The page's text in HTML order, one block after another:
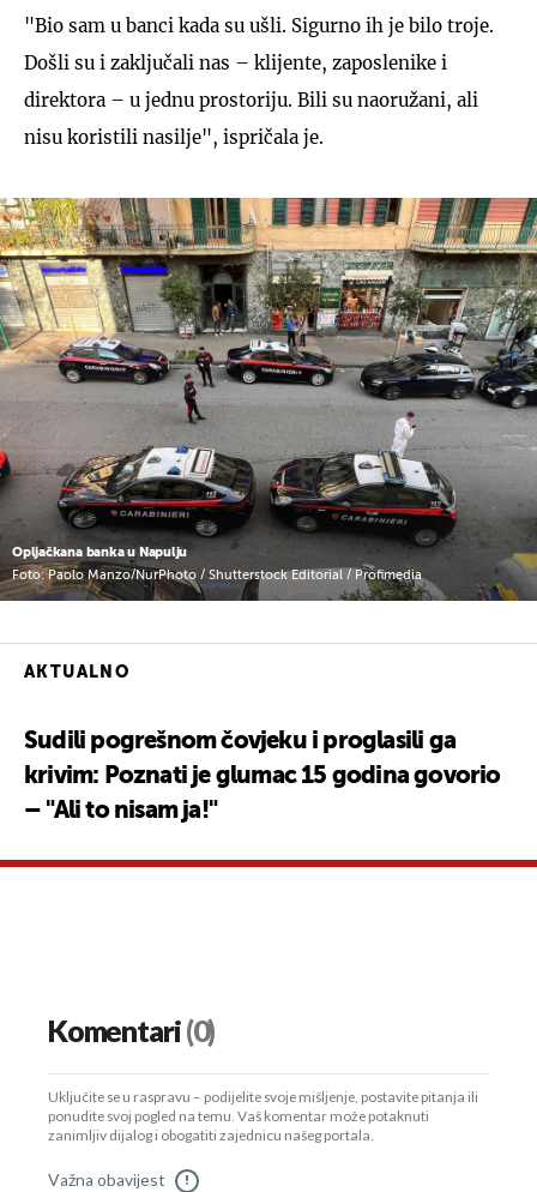
"Bio sam u banci kada su ušli. Sigurno ih je bilo troje.
Došli su i zaključali nas – klijente, zaposlenike i
direktora – u jednu prostoriju. Bili su naoružani, ali
nisu koristili nasilje", ispričala je.
Opljačkana banka u Napulju
Foto: Paolo Manzo/NurPhoto / Shutterstock Editorial / Profimedia
AKTUALNO
Sudili pogrešnom čovjeku i proglasili ga
krivim: Poznati je glumac 15 godina govorio
– "Ali to nisam ja!"
Komentari(0)
Uključite se u raspravu – podijelite svoje mišljenje, postavite pitanja ili
ponudite svoj pogled na temu. Vaš komentar može potaknuti
zanimljiv dijalog i obogatiti zajednicu našeg portala.
Važna obavijest !